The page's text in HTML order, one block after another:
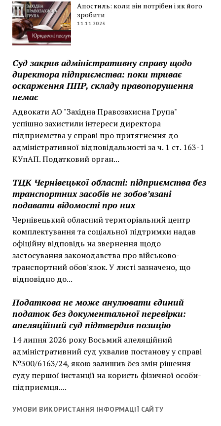
Апостиль: коли він потрібен і як його
зробити
11.11.2023
Суд закрив адміністративну справу щодо
директора підприємства: поки триває
оскарження ППР, складу правопорушення
немає
Адвокати АО "Західна Правозахисна Група"
успішно захистили інтереси директора
підприємства у справі про притягнення до
адміністративної відповідальності за ч. 1 ст. 163-1
КУпАП. Податковий орган...
ТЦК Чернівецької області: підприємства без
транспортних засобів не зобов’язані
подавати відомості про них
Чернівецький обласний територіальний центр
комплектування та соціальної підтримки надав
офіційну відповідь на звернення щодо
застосування законодавства про військово-
транспортний обов'язок. У листі зазначено, що
відповідно до...
Податкова не може анулювати єдиний
податок без документальної перевірки:
апеляційний суд підтвердив позицію
14 липня 2026 року Восьмий апеляційний
адміністративний суд ухвалив постанову у справі
№300/6163/24, якою залишив без змін рішення
суду першої інстанції на користь фізичної особи-
підприємця....
УМОВИ ВИКОРИСТАННЯ ІНФОРМАЦІЇ САЙТУ